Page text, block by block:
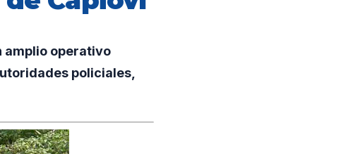
amplio operativo
policiales,